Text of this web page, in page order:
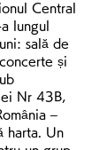
Central
lungul
sală de
și
Nr 43B,
–
harta. Un